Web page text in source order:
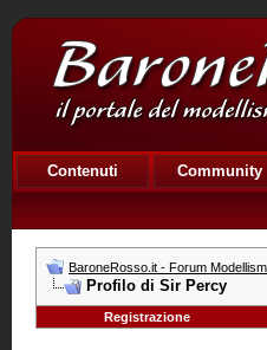
Contenuti Community
BaroneRosso.it - Forum
Profilo di Sir Percy
Registrazione